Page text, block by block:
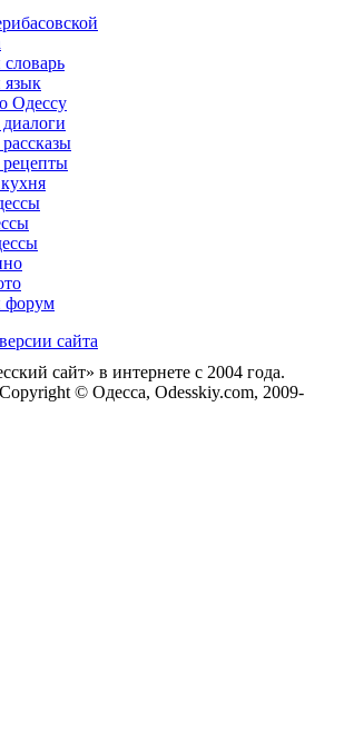
язык
Одессу
форум
сайта
сайт» в интернете с 2004 года.
© Одесса, Odesskiy.com, 2009-